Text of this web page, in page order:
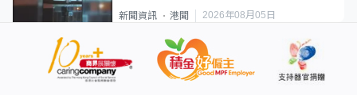
新聞資訊 港聞 2026年08月05日